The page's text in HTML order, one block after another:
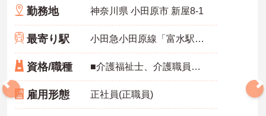
勤務地 神奈川県 小田原市 新屋8-1
最寄り駅 小田急小田原線「富水駅」徒歩10分
資格/職種 ■介護福祉士、介護職員実務者研修、介護職員初任者研修、ホームヘルパー1級、ホームヘルパー2級いずれかの資格をお持ちの方 ※未経験相談可能
雇用形態 正社員(正職員)